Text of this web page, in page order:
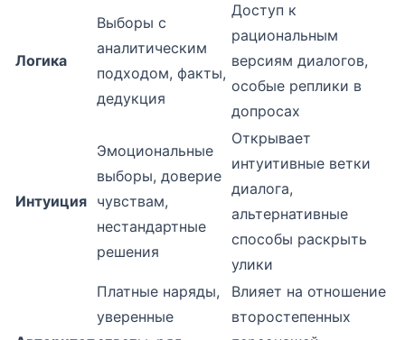
Логика
Выборы с
аналитическим
подходом, факты,
дедукция
Доступ к
рациональным
версиям диалогов,
особые реплики в
допросах
Интуиция
Эмоциональные
выборы, доверие
чувствам,
нестандартные
решения
Открывает
интуитивные ветки
диалога,
альтернативные
способы раскрыть
улики
Платные наряды,
уверенные
Влияет на отношение
второстепенных